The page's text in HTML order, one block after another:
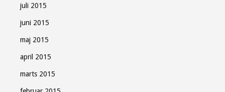
juli 2015
juni 2015
maj 2015
april 2015
marts 2015